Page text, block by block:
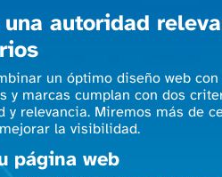
autoridad
un óptimo diseño web
y marcas cumplan con dos
y relevancia. Miremos más de
la visibilidad.
página web